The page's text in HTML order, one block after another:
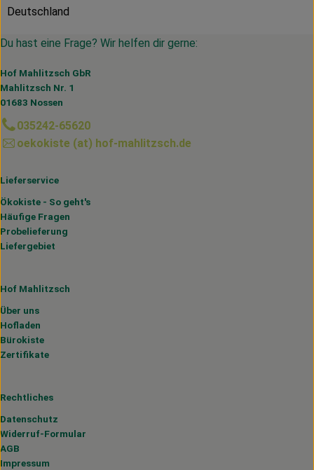
Deutschland
Du hast eine Frage? Wir helfen dir gerne:
Hof Mahlitzsch GbR
Mahlitzsch Nr. 1
01683 Nossen
035242-65620
oekokiste (at) hof-mahlitzsch.de
Lieferservice
Ökokiste - So geht's
Häufige Fragen
Probelieferung
Liefergebiet
Hof Mahlitzsch
Über uns
Hofladen
Bürokiste
Zertifikate
Rechtliches
Datenschutz
Widerruf-Formular
AGB
Impressum